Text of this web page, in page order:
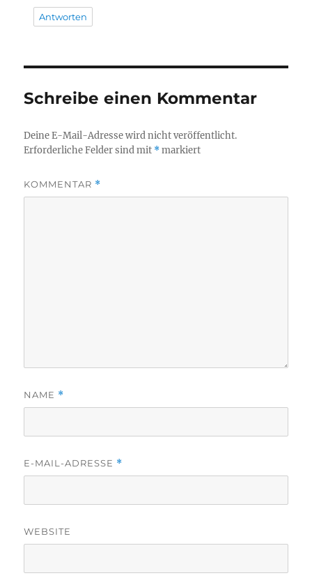
Antworten
Schreibe einen Kommentar
Deine E-Mail-Adresse wird nicht veröffentlicht.
Erforderliche Felder sind mit *markiert
KOMMENTAR *
NAME *
E-MAIL-ADRESSE *
WEBSITE